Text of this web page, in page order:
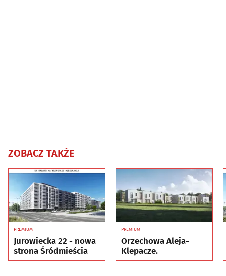
ZOBACZ TAKŻE
PREMIUM
Jurowiecka 22 - nowa
strona Śródmieścia
PREMIUM
Orzechowa Aleja-
Klepacze.